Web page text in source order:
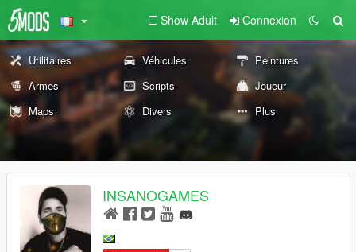
Show Adult Connexion
Utilitaires Véhicules
Peintures
Armes
Scripts
Joueur
Maps
Divers Plus
INSANOGAMES